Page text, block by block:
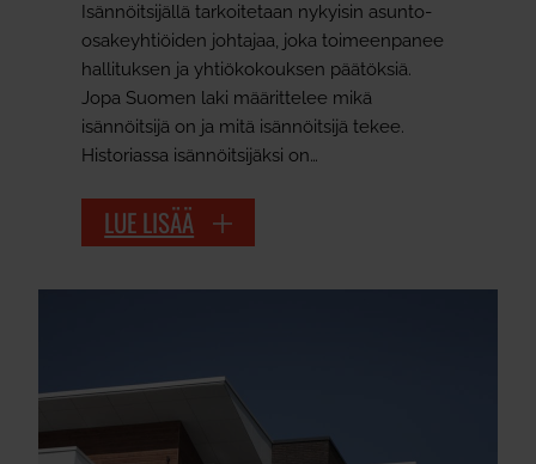
Isännöitsijällä tarkoitetaan nykyisin asunto-
osakeyhtiöiden johtajaa, joka toimeenpanee
hallituksen ja yhtiökokouksen päätöksiä.
Jopa Suomen laki määrittelee mikä
isännöitsijä on ja mitä isännöitsijä tekee.
Historiassa isännöitsijäksi on…
LUE LISÄÄ